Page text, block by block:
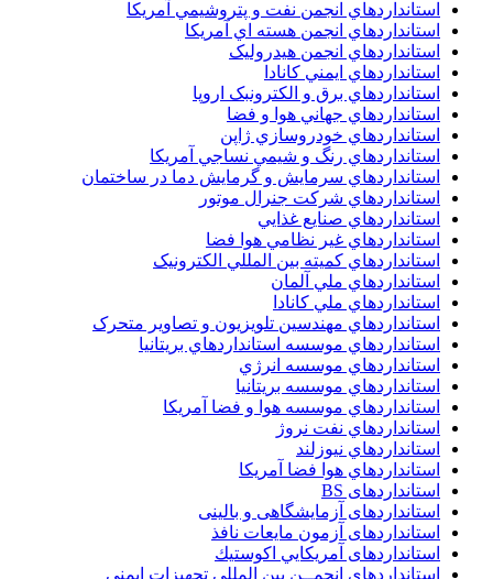
استانداردهاي انجمن نفت و پتروشيمي آمريکا
استانداردهاي انجمن هسته اي آمريکا
استانداردهاي انجمن هيدروليک
استانداردهاي ايمني کانادا
استانداردهاي برق و الکترونبک اروپا
استانداردهاي جهاني هوا و فضا
استانداردهاي خودروسازي ژاپن
استانداردهاي رنگ و شيمي نساجي آمريکا
استانداردهاي سرمايش و گرمايش دما در ساختمان
استانداردهاي شرکت جنرال موتور
استانداردهاي صنايع غذايي
استانداردهاي غير نظامي هوا فضا
استانداردهاي کميته بين المللي الکترونيک
استانداردهاي ملي آلمان
استانداردهاي ملي کانادا
استانداردهاي مهندسين تلويزيون و تصاوير متحرک
استانداردهاي موسسه استانداردهاي بريتانيا
استانداردهاي موسسه انرژي
استانداردهاي موسسه بريتانيا
استانداردهاي موسسه هوا و فضا آمريکا
استانداردهاي نفت نروژ
استانداردهاي نيوزلند
استانداردهاي هوا فضا آمريکا
استانداردهای BS
استانداردهای آزمایشگاهی و بالینی
استانداردهای آزمون مایعات نافذ
استانداردهای آمريكايي اكوستيك
استانداردهای انجمــن بين المللى تجهيزات ايمنى